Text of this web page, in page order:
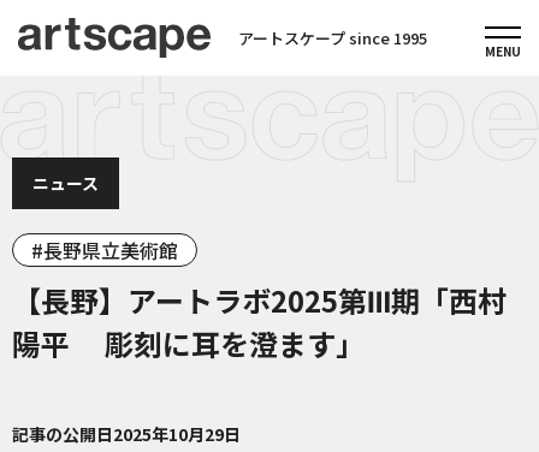
アートスケープ since 1995
ニュース
長野県立美術館
【長野】アートラボ2025第Ⅲ期「西村
陽平 彫刻に耳を澄ます」
記事の公開日2025年10月29日